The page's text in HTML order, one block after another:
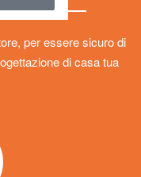
per essere sicuro di
di casa tua